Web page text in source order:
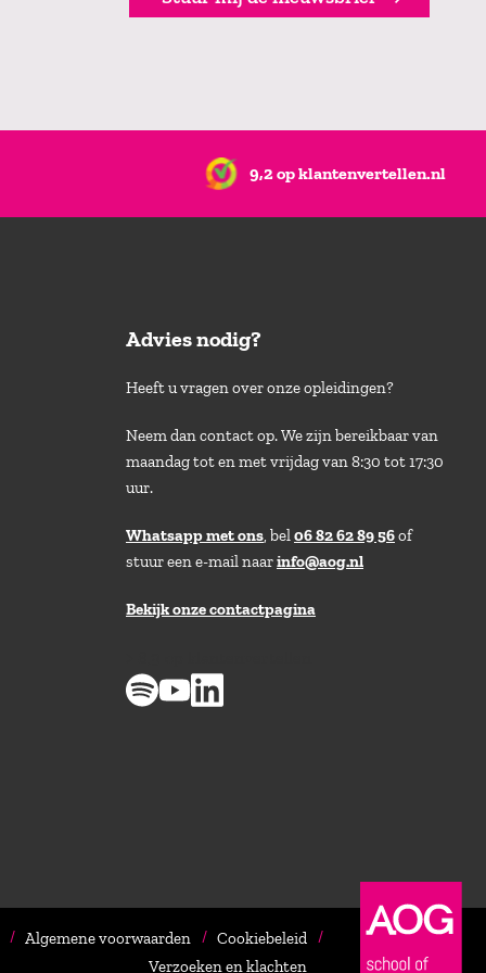
9,2 op klantenvertellen.nl
Advies nodig?
Heeft u vragen over onze opleidingen?
Neem dan contact op. We zijn bereikbaar van
maandag tot en met vrijdag van 8:30 tot 17:30
uur.
Whatsapp met ons, bel06 82 62 89 56of
stuur een e-mail naarinfo@aog.nl
Bekijk onze contactpagina
Algemene voorwaarden
Cookiebeleid
Verzoeken en klachten